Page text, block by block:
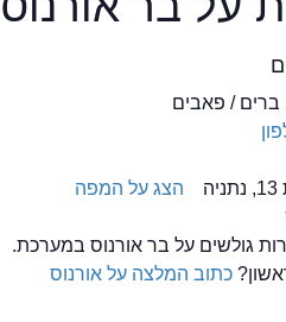
ברים / פאבים
הצג על המפה
גולשים על בר אורנוס במערכת.
כתוב המלצה על אורנוס